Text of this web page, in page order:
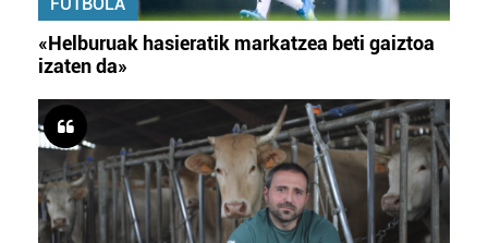
«Helburuak hasieratik markatzea beti gaiztoa
izaten da»